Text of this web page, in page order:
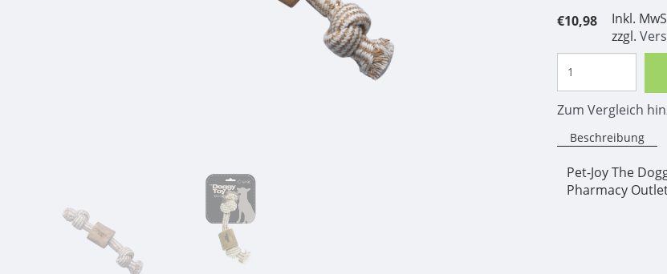
€10,98
Inkl.
zzgl.
Zum Vergleich
Beschreibung
Pet-Joy The
Pharmacy